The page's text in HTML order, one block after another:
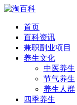
首页
百科资讯
兼职副业项目
养生文化
中医养生
节气养生
养生人群
四季养生